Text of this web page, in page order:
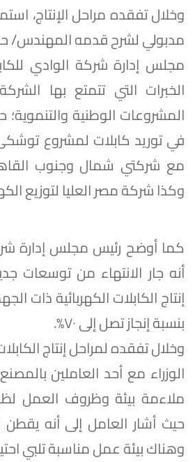
وخلال تفقده مراحل الإنتاج،
مدبولي لشرح قدمه المهندس/
مجلس إدارة شركة الوادي
الخبرات التي تتمتع بها
المشروعات الوطنية
في توريد كابلات لمشروع
مع شركتي شمال وجنوب
وكذا شركة مصر العليا لتوزيع
كما أوضح رئيس مجلس إدارة
أنه جار الانتهاء من توسعات
إنتاج الكابلات الكهربائية ذات
بنسبة إنجاز تصل إلى ٧٠%.
وخلال تفقده لمراحل إنتاج
الوزراء مع أحد العاملين
ملاءمة بيئة وظروف العمل
حيث أشار العامل إلى أنه
وهناك بيئة عمل مناسبة تلبي